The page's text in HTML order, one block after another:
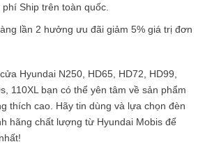
Ship trên toàn quốc.
lần 2 hưởng ưu đãi giảm 5% giá trị đơn
Hyundai N250, HD65, HD72, HD99,
110XL bạn có thể yên tâm về sản phẩm
thích cao. Hãy tin dùng và lựa chọn đèn
hãng chất lượng từ Hyundai Mobis để